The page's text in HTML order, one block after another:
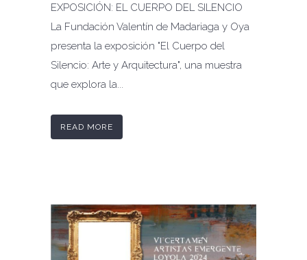
EXPOSICIÓN: EL CUERPO DEL SILENCIO
La Fundación Valentín de Madariaga y Oya
presenta la exposición "El Cuerpo del
Silencio: Arte y Arquitectura", una muestra
que explora la...
READ MORE